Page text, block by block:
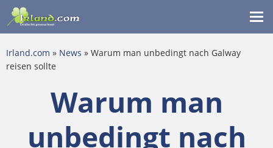
Irland.com » News » Warum man unbedingt nach Galway
reisen sollte
Warum man
unbedingt nach